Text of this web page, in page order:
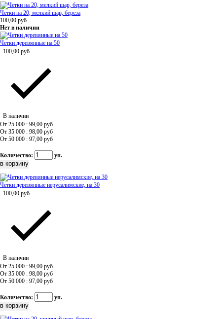
Четки на 20, мелкий шар, береза
100,00 руб
Нет в наличии
Четки деревянные на 50
100,00 руб
В наличии
От 25 000 : 99,00 руб
От 35 000 : 98,00 руб
От 50 000 : 97,00 руб
Количество: уп.
Четки деревянные иерусалимские, на 30
100,00 руб
В наличии
От 25 000 : 99,00 руб
От 35 000 : 98,00 руб
От 50 000 : 97,00 руб
Количество: уп.